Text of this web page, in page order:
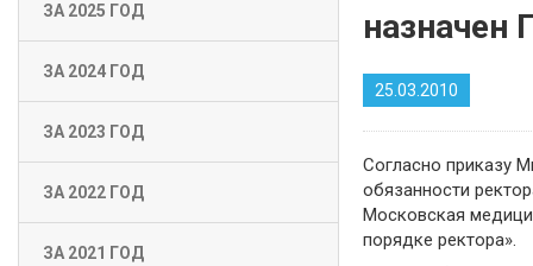
ЗА 2025 ГОД
ЗА 2024 ГОД
ЗА 2023 ГОД
ЗА 2022 ГОД
ЗА 2021 ГОД
назначен
25.03.2010
Согласно приказу
обязанности
Московская
порядке ректора».